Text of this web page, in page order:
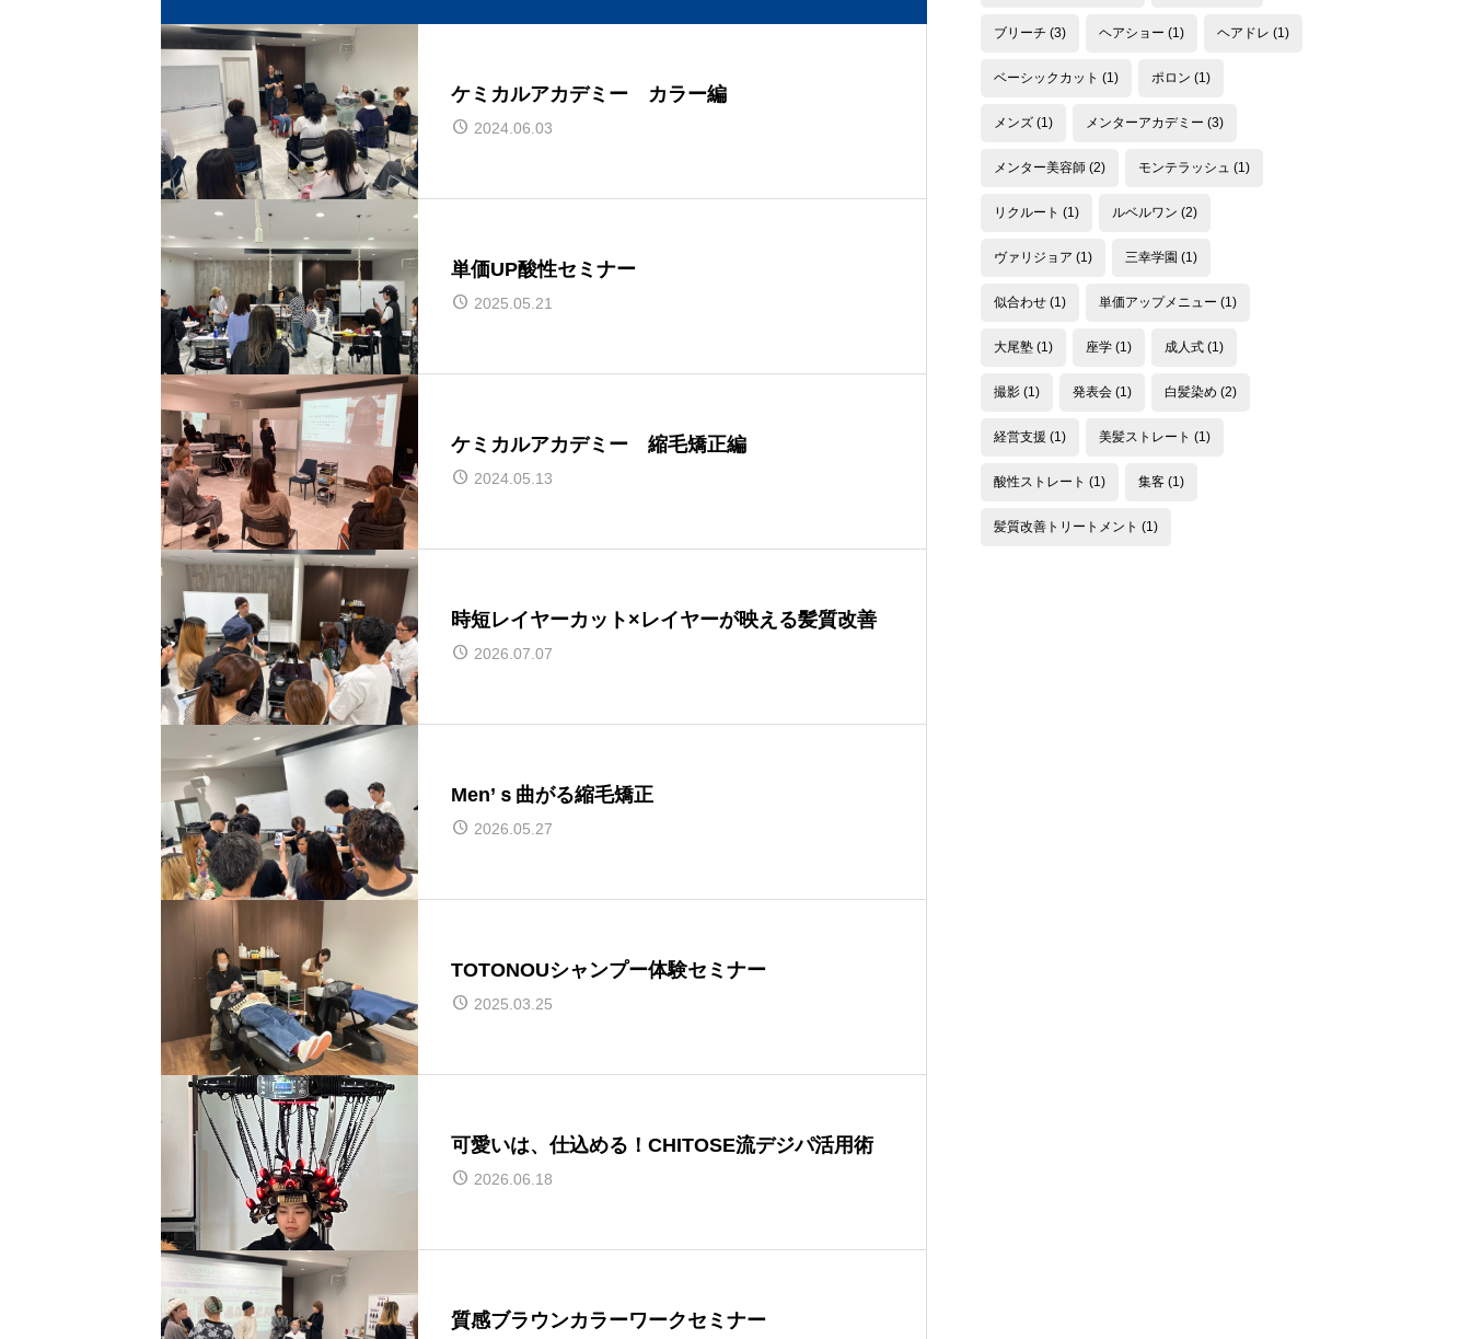
ケミカルアカデミー カラー編
2024.06.03
単価UP酸性セミナー
2025.05.21
ケミカルアカデミー 縮毛矯正編
2024.05.13
時短レイヤーカット×レイヤーが映える髪質改善
2026.07.07
Men’ｓ曲がる縮毛矯正
2026.05.27
TOTONOUシャンプー体験セミナー
2025.03.25
可愛いは、仕込める！CHITOSE流デジパ活用術
2026.06.18
質感ブラウンカラーワークセミナー
ブリーチ (3) ヘアショー (1) ヘアドレ (1)
ベーシックカット (1) ポロン (1)
メンズ (1) メンターアカデミー (3)
メンター美容師 (2) モンテラッシュ (1)
リクルート (1) ルベルワン (2)
ヴァリジョア (1) 三幸学園 (1)
似合わせ (1) 単価アップメニュー (1)
大尾塾 (1) 座学 (1) 成人式 (1)
撮影 (1) 発表会 (1) 白髪染め (2)
経営支援 (1) 美髪ストレート (1)
酸性ストレート (1) 集客 (1)
髪質改善トリートメント (1)